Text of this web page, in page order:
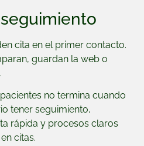
cita en el primer contacto.
guardan la web o
no termina cuando
tener seguimiento,
rápida y procesos claros
citas.